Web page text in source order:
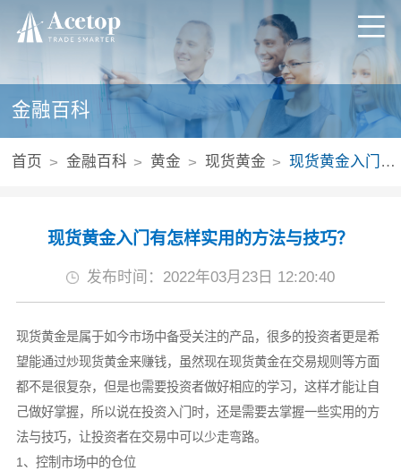
金融百科
首页 金融百科 黄金 现货黄金 现货黄金入门有怎样实用的方法与技巧？
现货黄金入门有怎样实用的方法与技巧？
发布时间：2022年03月23日 12:20:40
现货黄金是属于如今市场中备受关注的产品，很多的投资者更是希
望能通过炒现货黄金来赚钱，虽然现在现货黄金在交易规则等方面
都不是很复杂，但是也需要投资者做好相应的学习，这样才能让自
己做好掌握，所以说在投资入门时，还是需要去掌握一些实用的方
法与技巧，让投资者在交易中可以少走弯路。
1、控制市场中的仓位